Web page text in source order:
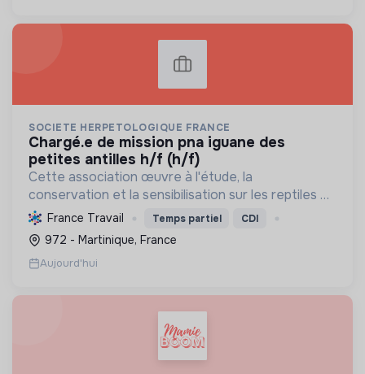
SOCIETE HERPETOLOGIQUE FRANCE
chargé.e de mission pna iguane des
petites antilles h/f (h/f)
Cette association œuvre à l'étude, la
conservation et la sensibilisation sur les reptiles et
amphibiens. Elle protège ces espèces et leurs
habitats, améliore les connaissances scientifiques
et promeut...
France Travail Temps partiel CDI
972 - Martinique, France
Aujourd'hui